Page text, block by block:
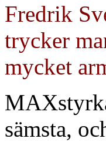
Fredrik
trycker
mycket
sämsta,